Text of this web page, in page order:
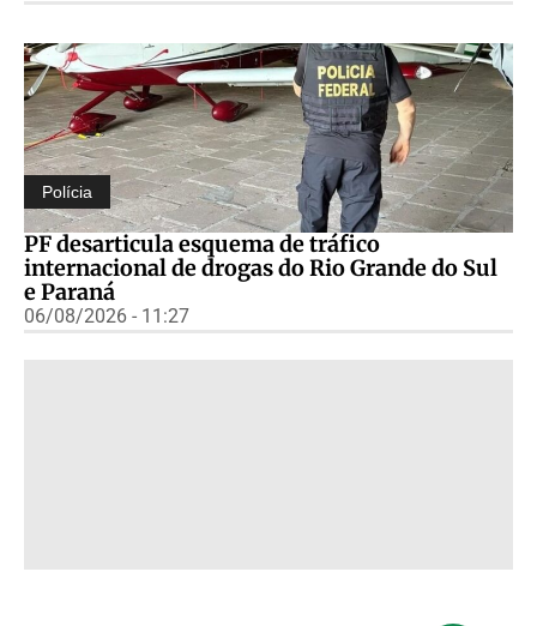
Polícia
PF desarticula esquema de tráfico
internacional de drogas do Rio Grande do Sul
e Paraná
06/08/2026 - 11:27